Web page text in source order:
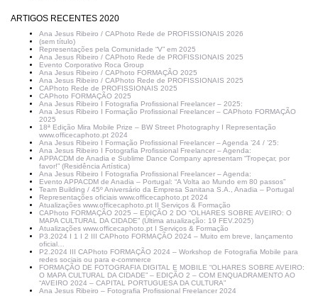
ARTIGOS RECENTES 2020
Ana Jesus Ribeiro / CAPhoto Rede de PROFISSIONAIS 2026
(sem título)
Representações pela Comunidade “V” em 2025
Ana Jesus Ribeiro / CAPhoto Rede de PROFISSIONAIS 2025
Evento Corporativo Roca Group
Ana Jesus Ribeiro / CAPhoto FORMAÇÃO 2025
Ana Jesus Ribeiro / CAPhoto Rede de PROFISSIONAIS 2025
CAPhoto Rede de PROFISSIONAIS 2025
CAPhoto FORMAÇÃO 2025
Ana Jesus Ribeiro I Fotografia Profissional Freelancer – 2025:
Ana Jesus Ribeiro I Formação Profissional Freelancer – CAPhoto FORMAÇÃO
2025
18ª Edição Mira Mobile Prize – BW Street Photography I Representação
www.officecaphoto.pt 2024
Ana Jesus Ribeiro I Formação Profissional Freelancer – Agenda ’24 / ’25:
Ana Jesus Ribeiro I Fotografia Profissional Freelancer – Agenda:
APPACDM de Anadia e Sublime Dance Company apresentam “Tropeçar, por
favor!” (Residência Artística)
Ana Jesus Ribeiro I Fotografia Profissional Freelancer – Agenda:
Evento APPACDM de Anadia – Portugal: “A Volta ao Mundo em 80 passos”
Team Building / 45º Aniversário da Empresa Sanitana S.A., Anadia – Portugal
Representações oficiais www.officecaphoto.pt 2024
Atualizações www.officecaphoto.pt II Serviços & Formação
CAPhoto FORMAÇÃO 2025 – EDIÇÃO 2 DO “OLHARES SOBRE AVEIRO: O
MAPA CULTURAL DA CIDADE” (Última atualização: 19 FEV.2025)
Atualizações www.officecaphoto.pt I Serviços & Formação
P3.2024 I 1 I 2 III CAPhoto FORMAÇÃO 2024 – Muito em breve, lançamento
oficial…
P2.2024 III CAPhoto FORMAÇÃO 2024 – Workshop de Fotografia Mobile para
redes sociais ou para e-commerce
FORMAÇÃO DE FOTOGRAFIA DIGITAL E MOBILE “OLHARES SOBRE AVEIRO:
O MAPA CULTURAL DA CIDADE” – EDIÇÃO 2 – COM ENQUADRAMENTO AO
“AVEIRO 2024 – CAPITAL PORTUGUESA DA CULTURA”
Ana Jesus Ribeiro – Fotografia Profissional Freelancer 2024